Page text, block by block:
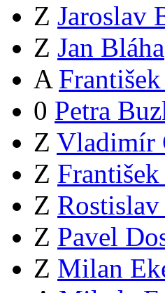
Z Jaroslav
Z Jan Bláha
A
0 Petra
Z Vladimír
Z František
Z
Z Pavel
Z Milan